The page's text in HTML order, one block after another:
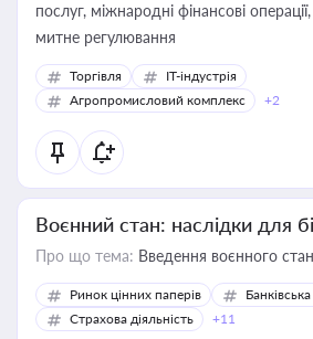
послуг, міжнародні фінансові операції,
митне регулювання
Торгівля
IT-індустрія
Агропромисловий комплекс
+2
Воєнний стан: наслідки для
Про що тема: Введення воєнного
Ринок цінних паперів
Страхова діяльність
+11